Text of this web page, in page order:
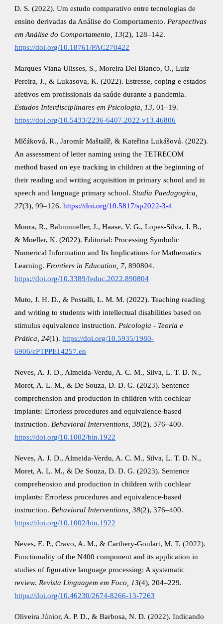
D. S. (2022). Um estudo comparativo entre tecnologias de
ensino derivadas da Análise do Comportamento. Perspectivas
em Análise do Comportamento, 13(2), 128–142.
https://doi.org/10.18761/PAC270422
Marques Viana Ulisses, S., Moreira Del Bianco, O., Luiz
Pereira, J., & Lukasova, K. (2022). Estresse, coping e estados
afetivos em profissionais da saúde durante a pandemia.
Estudos Interdisciplinares em Psicologia, 13, 01–19.
https://doi.org/10.5433/2236-6407.2022.v13.46806
Mlčáková, R., Jaromír Maštalíř, & Kateřina Lukášová. (2022).
An assessment of letter naming using the TETRECOM
method based on eye tracking in children at the beginning of
their reading and writing acquisition in primary school and in
speech and language primary school.Studia Paedagogica,
27(3), 99–126.https://doi.org/10.5817/sp2022-3-4
Moura, R., Bahnmueller, J., Haase, V. G., Lopes-Silva, J. B.,
& Moeller, K. (2022). Editorial: Processing Symbolic
Numerical Information and Its Implications for Mathematics
Learning. Frontiers in Education, 7, 890804.
https://doi.org/10.3389/feduc.2022.890804
Muto, J. H. D., & Postalli, L. M. M. (2022). Teaching reading
and writing to students with intellectual disabilities based on
stimulus equivalence instruction. Psicologia - Teoria e
Prática, 24(1). https://doi.org/10.5935/1980-
6906/ePTPPE14257.en
Neves, A. J. D., Almeida‐Verdu, A. C. M., Silva, L. T. D. N.,
Moret, A. L. M., & De Souza, D. D. G. (2023). Sentence
comprehension and production in children with cochlear
implants: Errorless procedures and equivalence‐based
instruction. Behavioral Interventions, 38(2), 376–400.
https://doi.org/10.1002/bin.1922
Neves, A. J. D., Almeida‐Verdu, A. C. M., Silva, L. T. D. N.,
Moret, A. L. M., & De Souza, D. D. G. (2023). Sentence
comprehension and production in children with cochlear
implants: Errorless procedures and equivalence‐based
instruction. Behavioral Interventions, 38(2), 376–400.
https://doi.org/10.1002/bin.1922
Neves, E. P., Cravo, A. M., & Carthery-Goulart, M. T. (2022).
Functionality of the N400 component and its application in
studies of figurative language processing: A systematic
review. Revista Linguagem em Foco, 13(4), 204–229.
https://doi.org/10.46230/2674-8266-13-7263
Oliveira Júnior, A. P. D., & Barbosa, N. D. (2022). Indicando